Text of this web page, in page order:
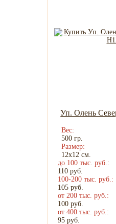
Уп. Олень
Вес:
500 гр.
Размер:
12х12 см.
до 100 тыс. руб.:
110 руб.
100-200 тыс. руб.:
105 руб.
от 200 тыс. руб.:
100 руб.
от 400 тыс. руб.:
95 руб.